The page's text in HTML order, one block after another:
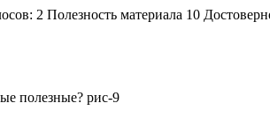
2 Полезность материала 10